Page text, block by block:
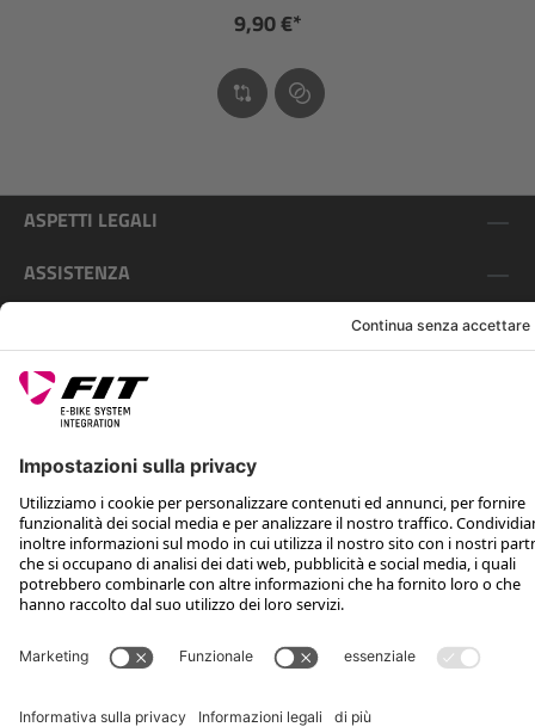
9,90 €*
ASPETTI LEGALI
ASSISTENZA
*Prezzo consigliato non vincolante, incl. IVA e spese di spedizione